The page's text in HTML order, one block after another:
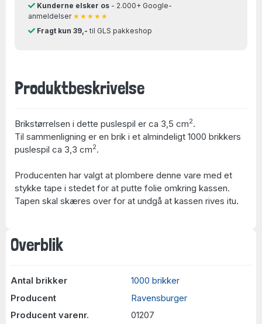
Overblik
Antal brikker
1000 brikker
Producent
Ravensburger
Producent varenr.
01207
Kunderne elsker os- 2.000+ Google-
anmeldelser ★★★★★
Fragt kun 39,- til GLS pakkeshop
Produktbeskrivelse
Brikstørrelsen i dette puslespil er ca 3,5 cm2.
Til sammenligning er en brik i et almindeligt 1000 brikkers
puslespil ca 3,3 cm2.
Producenten har valgt at plombere denne vare med et
stykke tape i stedet for at putte folie omkring kassen.
Tapen skal skæres over for at undgå at kassen rives itu.